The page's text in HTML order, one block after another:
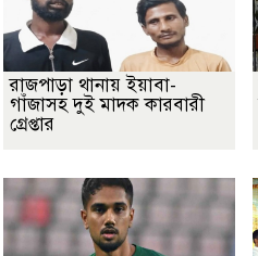
রাজপাড়া থানায় ইয়াবা-
গাঁজাসহ দুই মাদক কারবারী
গ্রেপ্তার